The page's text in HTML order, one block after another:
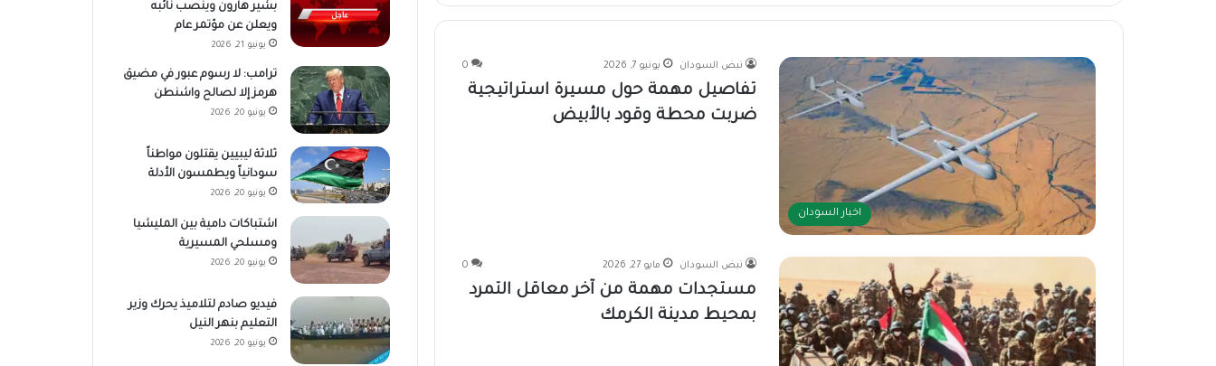
اخبار السودان
نبض السودان يونيو 7, 2026 0
تفاصيل مهمة حول مسيرة استراتيجية
ضربت محطة وقود بالأبيض
نبض السودان مايو 27, 2026 0
مستجدات مهمة من آخر معاقل التمرد
بمحيط مدينة الكرمك
بشير هارون وينصب نائبه
ويعلن عن مؤتمر عام
يونيو 21, 2026
ترامب: لا رسوم عبور في مضيق
هرمز إلا لصالح واشنطن
يونيو 20, 2026
ثلاثة ليبيين يقتلون مواطناً
سودانياً ويطمسون الأدلة
يونيو 20, 2026
اشتباكات دامية بين المليشيا
ومسلحي المسيرية
يونيو 20, 2026
فيديو صادم لتلاميذ يحرك وزير
التعليم بنهر النيل
يونيو 20, 2026